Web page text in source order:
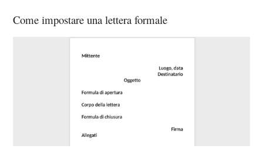
Come impostare una lettera formale